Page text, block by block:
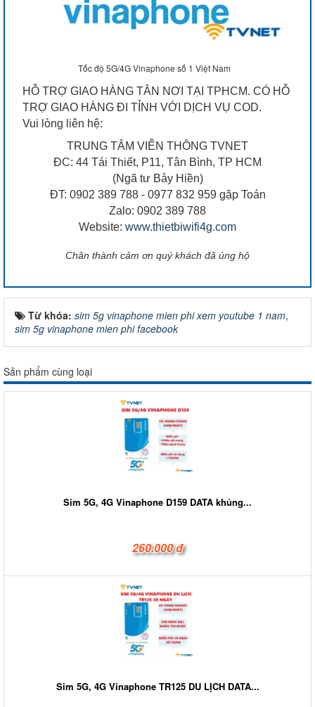
Tốc độ 5G/4G Vinaphone số 1 Việt Nam
HỖ TRỢ GIAO HÀNG TÂN NƠI TẠI TPHCM. CÓ HỖ
TRỢ GIAO HÀNG ĐI TỈNH VỚI DỊCH VỤ COD.
Vui lòng liên hệ:
TRUNG TÂM VIỄN THÔNG TVNET
ĐC: 44 Tái Thiết, P11, Tân Bình, TP HCM
(Ngã tư Bảy Hiền)
ĐT: 0902 389 788 - 0977 832 959 gặp Toán
Zalo: 0902 389 788
Website: www.thietbiwifi4g.com
Chân thành cảm ơn quý khách đã ủng hộ
Từ khóa: sim 5g vinaphone mien phi xem youtube 1 nam,
sim 5g vinaphone mien phi facebook
Sản phẩm cùng loại
Sim 5G, 4G Vinaphone D159 DATA khủng...
260.000 đ
Sim 5G, 4G Vinaphone TR125 DU LỊCH DATA...